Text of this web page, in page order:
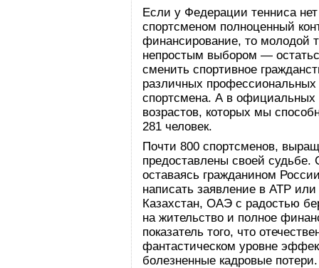
Если у Федерации тенниса
спортсменом полноценный
финансирование, то молодой
непростым выбором —
сменить спортивное
различных профессиональных
спортсмена. А в официальных
возрастов, которых мы
281 человек.
Почти 800 спортсменов,
предоставлены своей судьбе.
оставаясь гражданином
написать заявление в ATP
Казахстан, ОАЭ с радостью
на жительство и полное
показатель того, что
фантастическом уровне
болезненные кадровые потери.